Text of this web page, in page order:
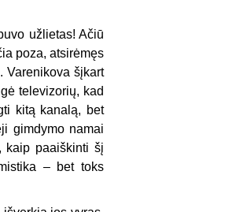
užlietas! Ačiū
poza, atsirėmęs
Varenikova šįkart
televizorių, kad
kitą kanalą, bet
gimdymo namai
kaip paaiškinti šį
– bet toks